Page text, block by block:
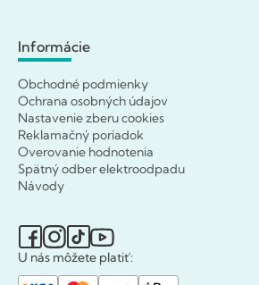
Informácie
Obchodné podmienky
Ochrana osobných údajov
Nastavenie zberu cookies
Reklamačný poriadok
Overovanie hodnotenia
Spätný odber elektroodpadu
Návody
U nás môžete platiť: